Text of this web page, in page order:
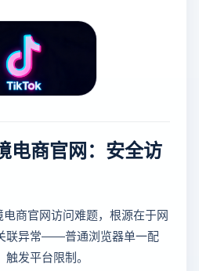
电商官网：安全访
商官网访问难题，根源在于网
联异常——普通浏览器单一配
发平台限制。